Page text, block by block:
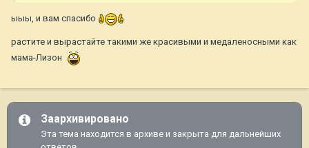
ыыы, и вам спасибо
растите и вырастайте такими же красивыми и медаленосными как
мама-Лизон
Заархивировано
Эта тема находится в архиве и закрыта для дальнейших